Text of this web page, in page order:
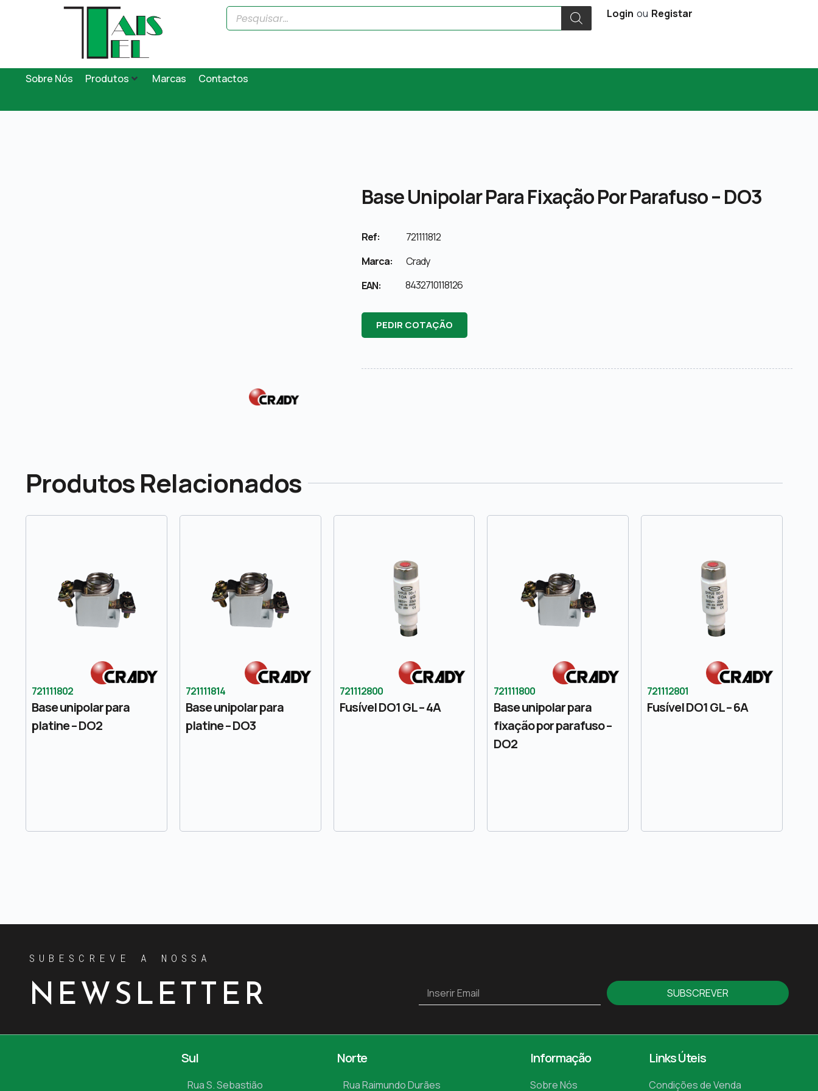
Login ou Registar
Sobre Nós Produtos Marcas Contactos
Base Unipolar Para Fixação Por Parafuso – DO3
Ref:
721111812
Marca:
Crady
EAN:
8432710118126
PEDIR COTAÇÃO
Produtos Relacionados
721111802
Base unipolar para
platine – DO2
721111814
Base unipolar para
platine – DO3
721112800
Fusível DO1 GL – 4A
721111800
Base unipolar para
fixação por parafuso –
DO2
721112801
Fusível DO1 GL – 6A
SUBESCREVE A NOSSA
NEWSLETTER SUBSCREVER
Sul
Rua S. Sebastião
Norte
Rua Raimundo Durães
Informação
Sobre Nós
Links Úteis
Condições de Venda